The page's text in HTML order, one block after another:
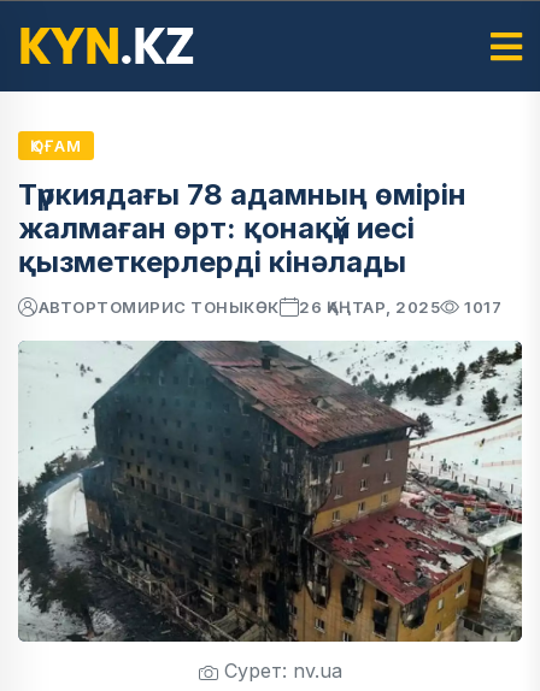
ҚОҒАМ
Түркиядағы 78 адамның өмірін
жалмаған өрт: қонақүй иесі
қызметкерлерді кінәлады
АВТОРТОМИРИС ТОНЫКӨК 26 ҚАҢТАР, 2025 1017
Сурет: nv.ua